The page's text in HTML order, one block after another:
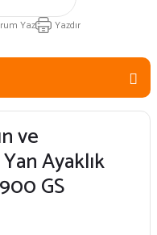
Yaz Yazdır
ve
Ayaklık
GS